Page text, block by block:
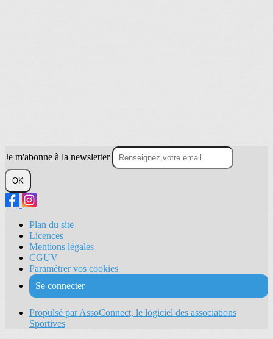
Je m'abonne à la newsletter
OK
Plan du site
Licences
Mentions légales
CGUV
Paramétrer vos cookies
Se connecter
Propulsé par AssoConnect, le logiciel des associations
Sportives